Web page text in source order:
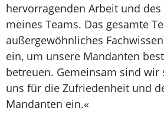
hervorragenden Arbeit und des
meines Teams. Das gesamte
außergewöhnliches
ein, um unsere Mandanten
betreuen. Gemeinsam sind wir
uns für die Zufriedenheit und
Mandanten ein.«